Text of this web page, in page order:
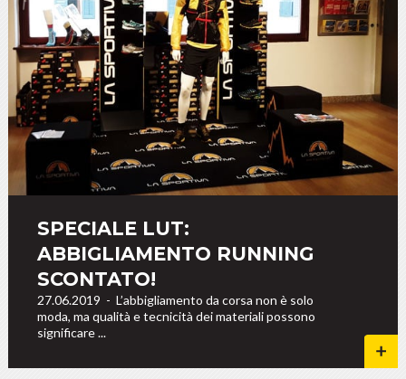
SPECIALE LUT:
ABBIGLIAMENTO RUNNING
SCONTATO!
27.06.2019 - L’abbigliamento da corsa non è solo
moda, ma qualità e tecnicità dei materiali possono
significare ...